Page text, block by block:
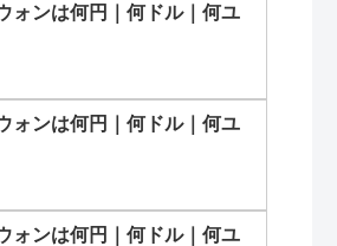
ォンは何円｜何ドル｜何ユ
ォンは何円｜何ドル｜何ユ
ォンは何円｜何ドル｜何ユ